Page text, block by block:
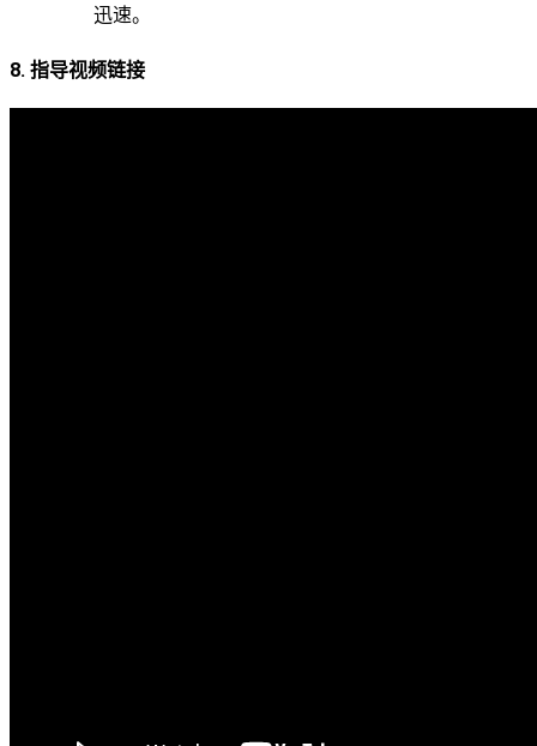
迅速。
8. 指导视频链接